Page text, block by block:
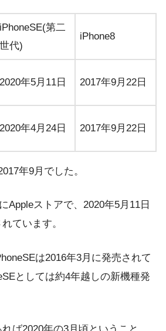
iPhoneSE(第二
世代)
iPhone8
2020年5月11日 2017年9月22日
2020年4月24日 2017年9月22日
年9月でした。
Appleストアで、2020年5月11日
ています。
は2016年3月に発売されて
としては約4年越しの新機種発